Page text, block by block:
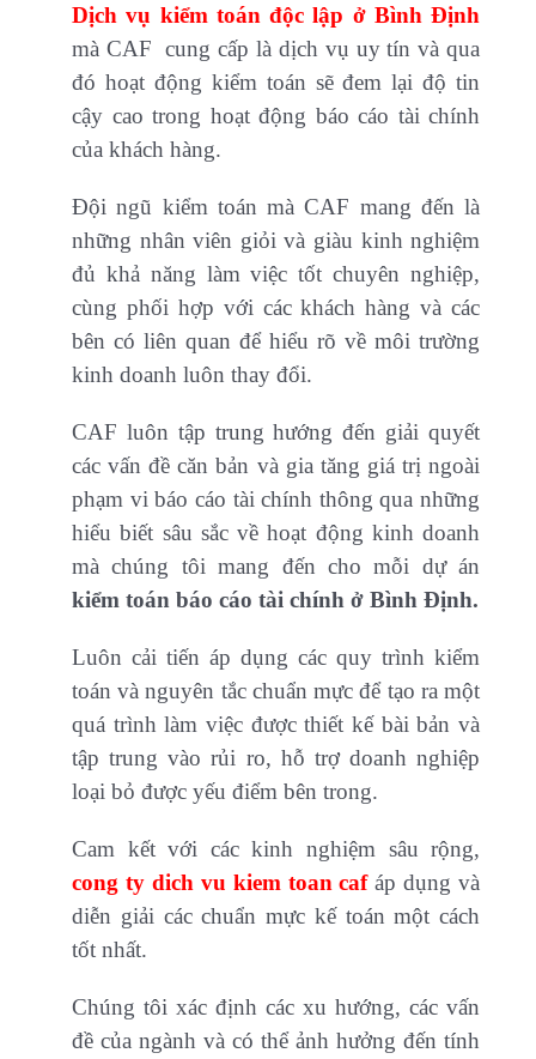
Dịch vụ kiểm toán độc lập ở Bình Định
mà CAF cung cấp là dịch vụ uy tín và qua
đó hoạt động kiểm toán sẽ đem lại độ tin
cậy cao trong hoạt động báo cáo tài chính
của khách hàng.
Đội ngũ kiểm toán mà CAF mang đến là
những nhân viên giỏi và giàu kinh nghiệm
đủ khả năng làm việc tốt chuyên nghiệp,
cùng phối hợp với các khách hàng và các
bên có liên quan để hiểu rõ về môi trường
kinh doanh luôn thay đổi.
CAF luôn tập trung hướng đến giải quyết
các vấn đề căn bản và gia tăng giá trị ngoài
phạm vi báo cáo tài chính thông qua những
hiểu biết sâu sắc về hoạt động kinh doanh
mà chúng tôi mang đến cho mỗi dự án
kiểm toán báo cáo tài chính ở Bình Định.
Luôn cải tiến áp dụng các quy trình kiểm
toán và nguyên tắc chuẩn mực để tạo ra một
quá trình làm việc được thiết kế bài bản và
tập trung vào rủi ro, hỗ trợ doanh nghiệp
loại bỏ được yếu điểm bên trong.
Cam kết với các kinh nghiệm sâu rộng,
cong ty dich vu kiem toan cafáp dụng và
diễn giải các chuẩn mực kế toán một cách
tốt nhất.
Chúng tôi xác định các xu hướng, các vấn
đề của ngành và có thể ảnh hưởng đến tính